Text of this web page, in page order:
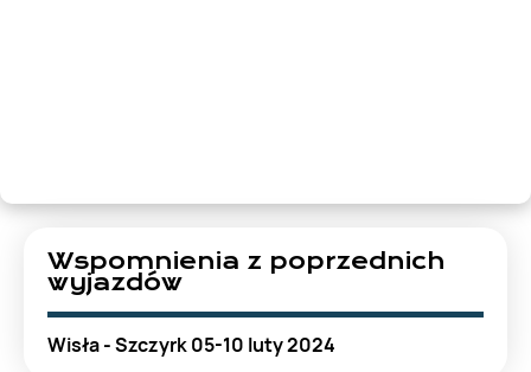
Wspomnienia z poprzednich
wyjazdów
Wisła - Szczyrk 05-10 luty 2024